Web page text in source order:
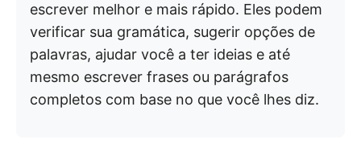
escrever melhor e mais rápido. Eles podem
verificar sua gramática, sugerir opções de
palavras, ajudar você a ter ideias e até
mesmo escrever frases ou parágrafos
completos com base no que você lhes diz.